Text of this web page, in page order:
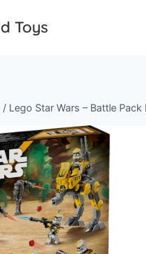
/ Lego Star Wars – Battle